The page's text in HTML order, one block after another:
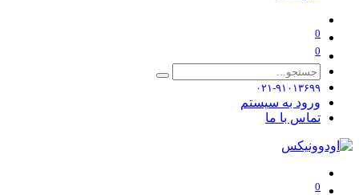
0
0
۰۲۱-۹۱۰۱۳۶۹۹
ورود به سیستم
تماس با ما
0